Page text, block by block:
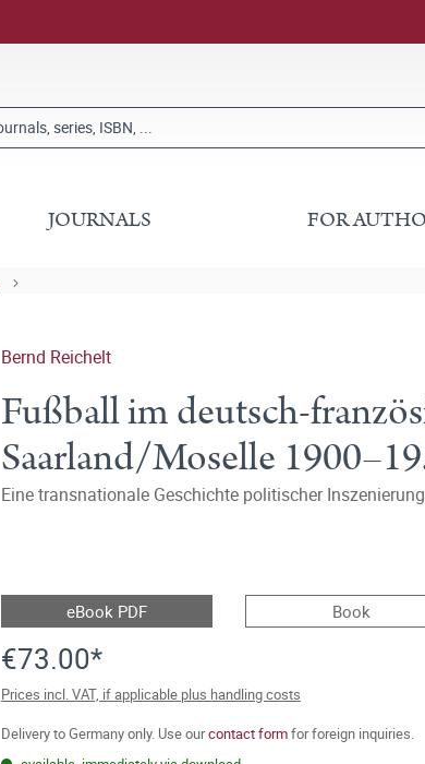
JOURNALS FOR
Bernd Reichelt
Fußball im deutsch-
Saarland/Moselle
Eine transnationale Geschichte politischer
eBook PDF Book
€73.00*
Prices incl. VAT, if applicable plus handling costs
Delivery to Germany only. Use ourcontact formfor foreign inquiries.